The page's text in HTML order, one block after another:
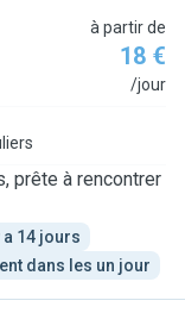
à partir de
18 €
/jour
prête à rencontrer
14 jours
dans les un jour